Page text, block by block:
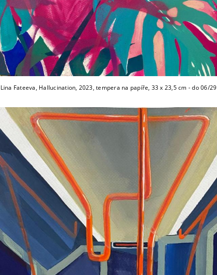
Lina Fateeva, Hallucination, 2023, tempera na papíře, 33 x 23,5 cm - do 06/29